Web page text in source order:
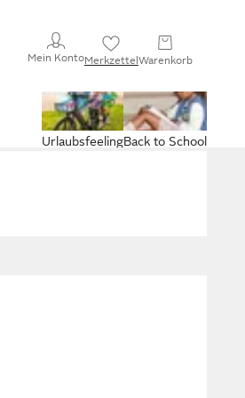
Mein KontoMerkzettelWarenkorb
Back to School
Urlaubsfeeling